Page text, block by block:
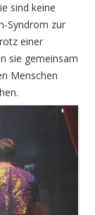
sind keine
Syndrom zur
einer
sie gemeinsam
Menschen